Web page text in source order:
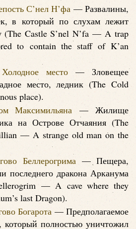
С’нел Н’фа — Развалины,
в который по слухам лежит
(The Castle S’nel N’fa — A trap
to contain the staff of K’an
Холодное место— Зловещее
место, ледник (The Cold
place).
Максимильяна — Жилище
на Острове Отчаяния (The
— A strange old man on the
Беллерогрима— Пещера,
последнего дракона Арканума
— A cave where they
last Dragon).
Богарота — Предполагаемое
который полностью уничтожил